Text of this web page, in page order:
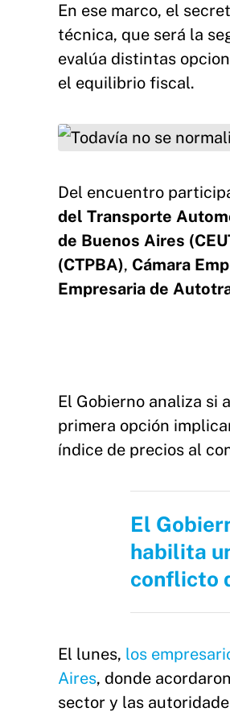
En ese marco, el
técnica, que será la
evalúa distintas
el equilibrio fiscal.
Del encuentro
del Transporte
de Buenos Aires
(CTPBA), Cámara
Empresaria de
El Gobierno analiza si
primera opción
índice de precios al
El
habilita
conflicto
El lunes, los
Aires, donde
sector y las